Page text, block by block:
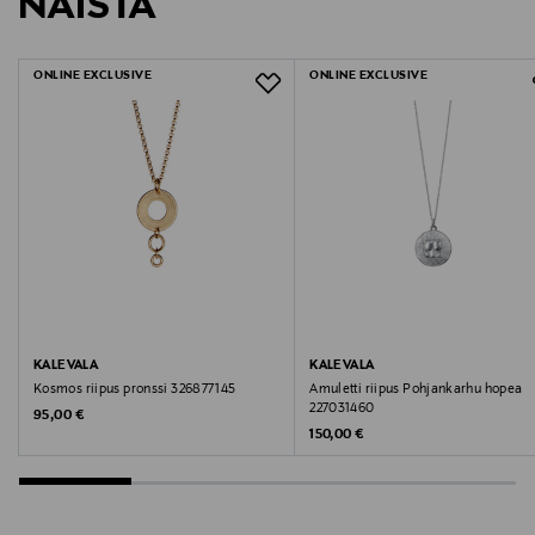
Materiaali
Kaulaketjun pituus
Säädettävä 40/45/50cm, jatkopala 55/60cm
Tuotekoodi
1578590
LUE TARKEMMAT PALAUTUSOHJEET
ONLINE EXCLUSIVE
KALEVALA
Kosmos riipus pronssi 326877145
Original Price
95,00 €
ONLINE EXCLUSIVE
KALEVALA
Amuletti riipus Pohjankarhu hopea
227031460
Original Price
150,00 €